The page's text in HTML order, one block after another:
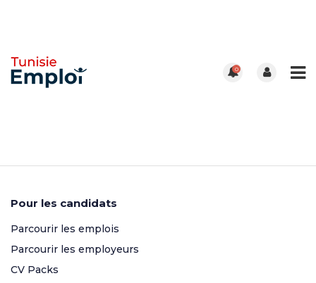
0
Pour les candidats
Parcourir les emplois
Parcourir les employeurs
CV Packs